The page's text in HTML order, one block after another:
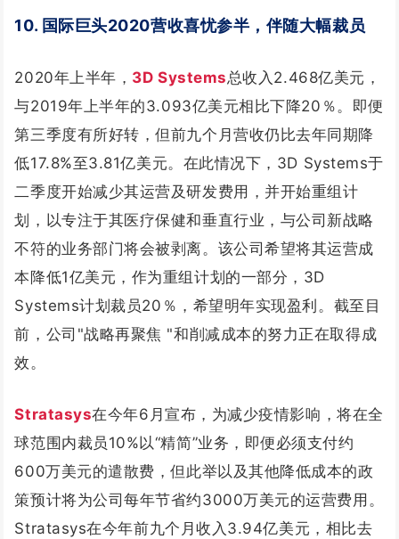
10. 国际巨头2020营收喜忧参半，伴随大幅裁员
2020年上半年， 3D Systems总收入2.468亿美元，
与2019年上半年的3.093亿美元相比下降20％。即便
第三季度有所好转，但前九个月营收仍比去年同期降
低17.8%至3.81亿美元。在此情况下，3D Systems于
二季度开始减少其运营及研发费用，并开始重组计
划，以专注于其医疗保健和垂直行业，与公司新战略
不符的业务部门将会被剥离。该公司希望将其运营成
本降低1亿美元，作为重组计划的一部分，3D
Systems计划裁员20％，希望明年实现盈利。截至目
前，公司"战略再聚焦 "和削减成本的努力正在取得成
效。
Stratasys在今年6月宣布，为减少疫情影响，将在全
球范围内裁员10%以“精简”业务，即便必须支付约
600万美元的遣散费，但此举以及其他降低成本的政
策预计将为公司每年节省约3000万美元的运营费用。
Stratasys在今年前九个月收入3.94亿美元，相比去